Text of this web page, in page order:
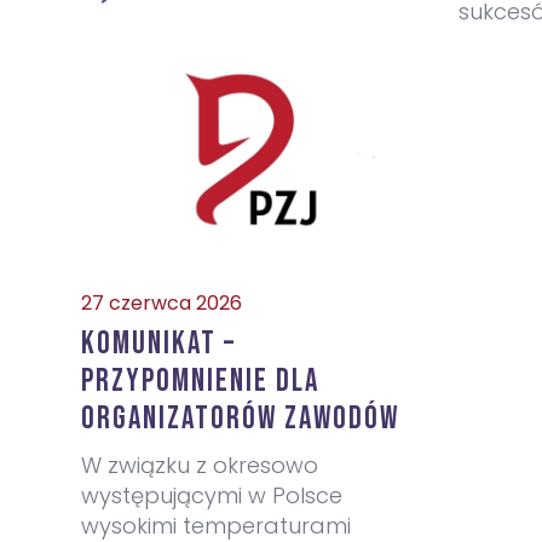
27 czerwca 2026
KOMUNIKAT –
przypomnienie dla
organizatorów zawodów
W związku z okresowo
występującymi w Polsce
wysokimi temperaturami